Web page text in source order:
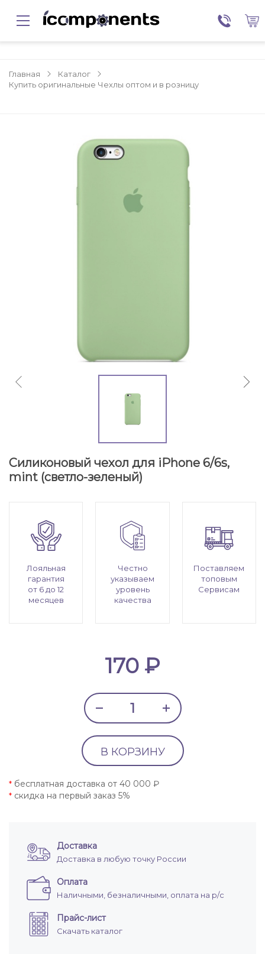
Главная
Каталог
Купить оригинальные Чехлы оптом и в розницу
Силиконовый чехол для iPhone 6/6s,
mint (светло-зеленый)
Лояльная
гарантия
от 6 до 12
месяцев
Честно
указываем
уровень
качества
Поставляем
топовым
Сервисам
170 ₽
В КОРЗИНУ
* бесплатная доставка от 40 000 ₽
* скидка на первый заказ 5%
Доставка
Доставка в любую точку России
Оплата
Наличными, безналичными, оплата на р/с
Прайс-лист
Скачать каталог